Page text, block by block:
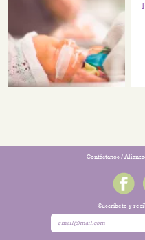
Contáctanos /
Suscríbete y